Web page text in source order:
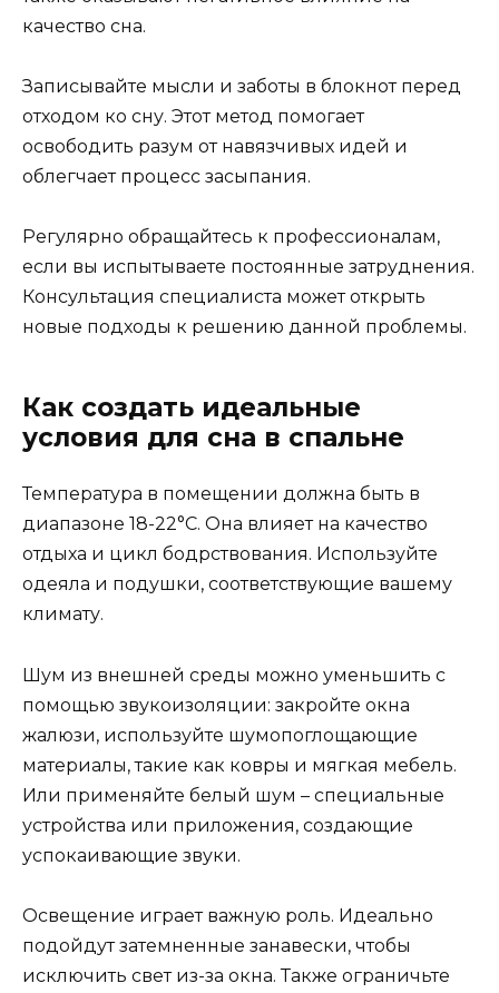
качество сна.
Записывайте мысли и заботы в блокнот перед
отходом ко сну. Этот метод помогает
освободить разум от навязчивых идей и
облегчает процесс засыпания.
Регулярно обращайтесь к профессионалам,
если вы испытываете постоянные затруднения.
Консультация специалиста может открыть
новые подходы к решению данной проблемы.
Как создать идеальные
условия для сна в спальне
Температура в помещении должна быть в
диапазоне 18-22°C. Она влияет на качество
отдыха и цикл бодрствования. Используйте
одеяла и подушки, соответствующие вашему
климату.
Шум из внешней среды можно уменьшить с
помощью звукоизоляции: закройте окна
жалюзи, используйте шумопоглощающие
материалы, такие как ковры и мягкая мебель.
Или применяйте белый шум – специальные
устройства или приложения, создающие
успокаивающие звуки.
Освещение играет важную роль. Идеально
подойдут затемненные занавески, чтобы
исключить свет из-за окна. Также ограничьте